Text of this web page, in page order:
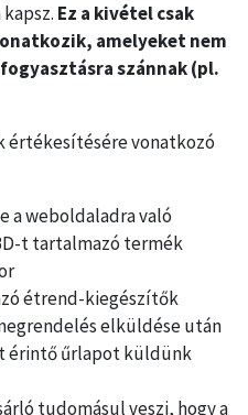
Ez a kivétel csak
amelyeket nem
szánnak (pl.
értékesítésére vonatkozó
a weboldaladra való
t tartalmazó termék
étrend-kiegészítők
elküldése után
érintő űrlapot küldünk
tudomásul veszi, hogy a